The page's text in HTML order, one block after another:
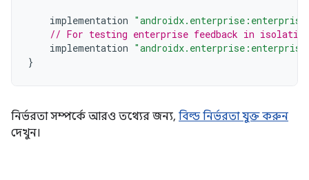
implementation
// For testing enterprise feedback in isolation
implementation
}
নির্ভরতা সম্পর্কে আরও তথ্যের জন্য, বিল্ড নির্ভরতা যুক্ত করুন
দেখুন।